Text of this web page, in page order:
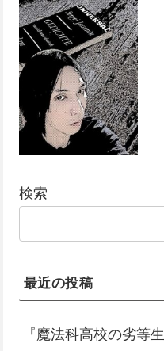
検索
最近の投稿
『魔法科高校の劣等